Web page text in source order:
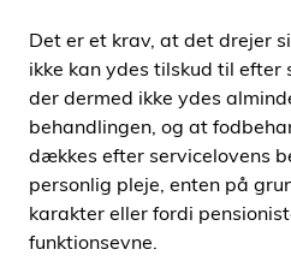
Det er et krav, at det drejer
ikke kan ydes tilskud til efter
der dermed ikke ydes
behandlingen, og at
dækkes efter servicelovens
personlig pleje, enten på
karakter eller fordi
funktionsevne.